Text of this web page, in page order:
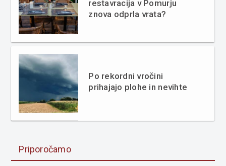
restavracija v Pomurju
znova odprla vrata?
Po rekordni vročini
prihajajo plohe in nevihte
Priporočamo